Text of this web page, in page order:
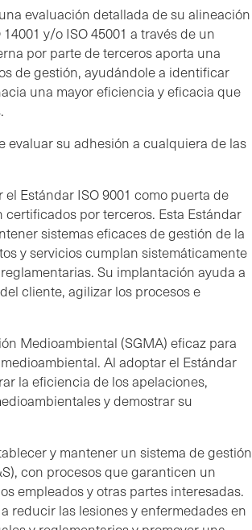
evaluación detallada de su alineación
y/o ISO 45001 a través de un
por parte de terceros aporta una
de gestión, ayudándole a identificar
una mayor eficiencia y eficacia que
evaluar su adhesión a cualquiera de las
Estándar ISO 9001 como puerta de
por terceros. Esta Estándar
sistemas eficaces de gestión de la
y servicios cumplan sistemáticamente
Su implantación ayuda a
cliente, agilizar los procesos e
Medioambiental (SGMA) eficaz para
Al adoptar el Estándar
la eficiencia de los apelaciones,
y demostrar su
y mantener un sistema de gestión
con procesos que garanticen un
empleados y otras partes interesadas.
reducir las lesiones y enfermedades en